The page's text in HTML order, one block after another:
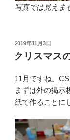
写真では見えま
投
稿
日:
2019年11月3日
クリスマス
11月ですね。
まずは外の掲示
紙で作ることに